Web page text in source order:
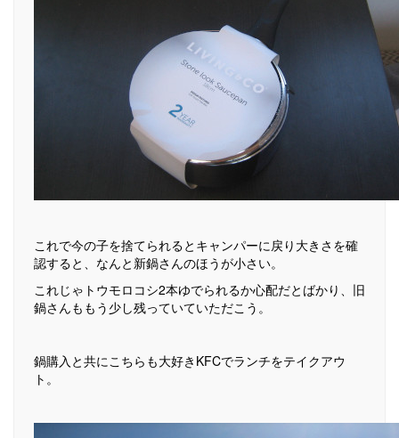
これで今の子を捨てられるとキャンパーに戻り大きさを確
認すると、なんと新鍋さんのほうが小さい。
これじゃトウモロコシ2本ゆでられるか心配だとばかり、旧
鍋さんももう少し残っていていただこう。
鍋購入と共にこちらも大好きKFCでランチをテイクアウ
ト。